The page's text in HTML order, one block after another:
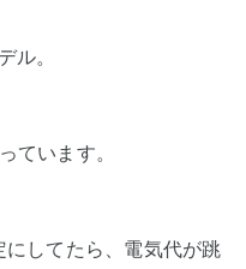
ル。
ています。
してたら、電気代が跳